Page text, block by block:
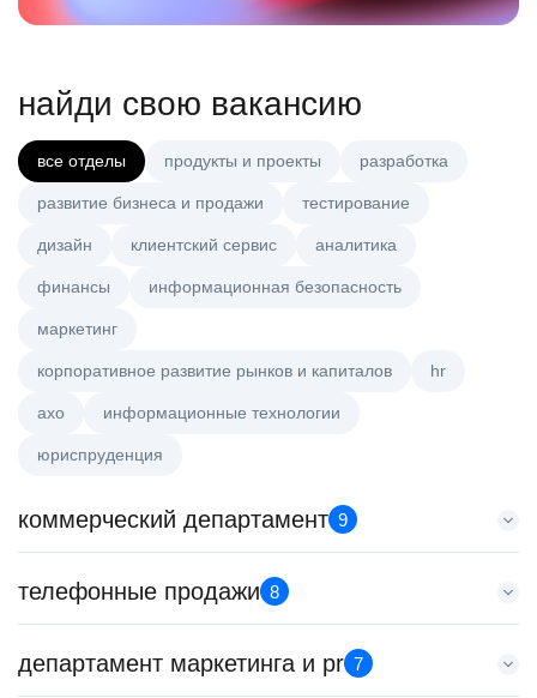
найди свою вакансию
все отделы продукты и проекты разработка
развитие бизнеса и продажи тестирование
дизайн клиентский сервис аналитика
финансы информационная безопасность
маркетинг
корпоративное развитие рынков и капиталов hr
axo информационные технологии
юриспруденция
коммерческий департамент 9
Тренер по развитию компетенций продаж
HeadHunter::Коммерческий департамент
з/п не указана
телефонные продажи 8
HeadHunter::Телефонные продажи
департамент маркетинга и pr 7